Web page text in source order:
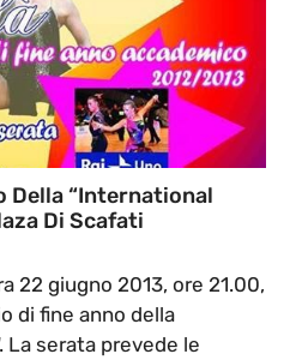
Della “International
Di Scafati
22 giugno 2013, ore 21.00,
di fine anno della
La serata prevede le